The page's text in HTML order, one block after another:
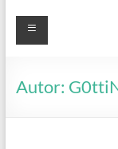
Menü
Autor: